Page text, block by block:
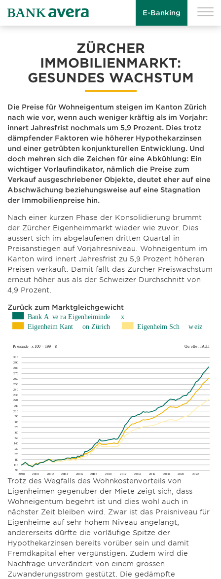
E-Banking
Medienmitteilung
ZÜRCHER
IMMOBILIENMARKT:
GESUNDES WACHSTUM
Die Preise für Wohneigentum steigen im Kanton Zürich
nach wie vor, wenn auch weniger kräftig als im Vorjahr:
innert Jahresfrist nochmals um 5,9 Prozent. Dies trotz
dämpfender Faktoren wie höherer Hypothekarzinsen
und einer getrübten konjunkturellen Entwicklung. Und
doch mehren sich die Zeichen für eine Abkühlung: Ein
wichtiger Vorlaufindikator, nämlich die Preise zum
Verkauf ausgeschriebener Objekte, deutet eher auf eine
Abschwächung beziehungsweise auf eine Stagnation
der Immobilienpreise hin.
Nach einer kurzen Phase der Konsolidierung brummt
der Zürcher Eigenheimmarkt wieder wie zuvor. Dies
äussert sich im abgelaufenen dritten Quartal in
Preisanstiegen auf Vorjahresniveau. Wohneigentum im
Kanton wird innert Jahresfrist zu 5,9 Prozent höheren
Preisen verkauft. Damit fällt das Zürcher Preiswachstum
erneut höher aus als der Schweizer Durchschnitt von
4,9 Prozent.
Zurück zum Marktgleichgewicht
Trotz des Wegfalls des Wohnkostenvorteils von
Eigenheimen gegenüber der Miete zeigt sich, dass
Wohneigentum begehrt ist und dies wohl auch in
nächster Zeit bleiben wird. Zwar ist das Preisniveau für
Eigenheime auf sehr hohem Niveau angelangt,
andererseits dürfte die vorläufige Spitze der
Hypothekarzinsen bereits vorüber sein und damit
Fremdkapital eher vergünstigen. Zudem wird die
Nachfrage unverändert von einem grossen
Zuwanderungsstrom gestützt. Die gedämpfte